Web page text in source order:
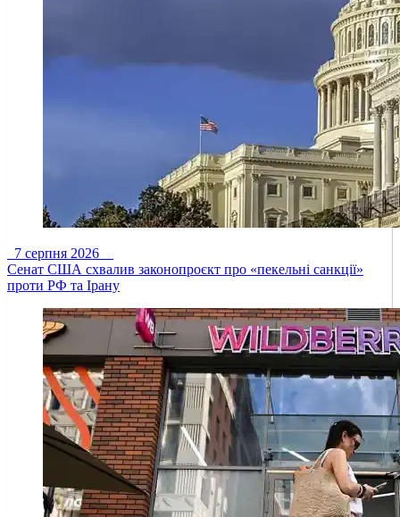
7 серпня 2026
Сенат США схвалив законопроєкт про «пекельні санкції»
проти РФ та Ірану